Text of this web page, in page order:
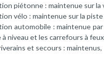
piétonne : maintenue sur la
vélo : maintenue sur la
automobile : maintenue
à niveau et les carrefours à
et secours : maintenus,